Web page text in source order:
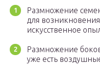
Размножение
для
искусственное
Размножение
уже есть